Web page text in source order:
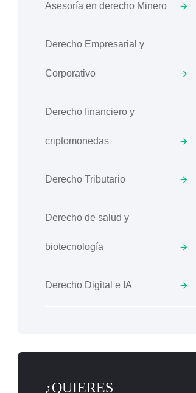
Asesoría en derecho Minero
Derecho Empresarial y
Corporativo
Derecho financiero y
criptomonedas
Derecho Tributario
Derecho de salud y
biotecnología
Derecho Digital e IA
¿QUIERES